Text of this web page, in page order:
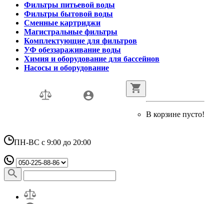
Фильтры питьевой воды
Фильтры бытовой воды
Сменные картриджи
Магистральные фильтры
Комплектующие для фильтров
УФ обеззараживание воды
Химия и оборудование для бассейнов
Насосы и оборудование
В корзине пусто!
ПН-ВС с 9:00 до 20:00